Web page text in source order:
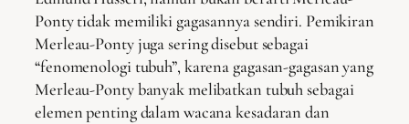
Ponty tidak memiliki gagasannya sendiri. Pemikiran
Merleau-Ponty juga sering disebut sebagai
“fenomenologi tubuh”, karena gagasan-gagasan yang
Merleau-Ponty banyak melibatkan tubuh sebagai
elemen penting dalam wacana kesadaran dan